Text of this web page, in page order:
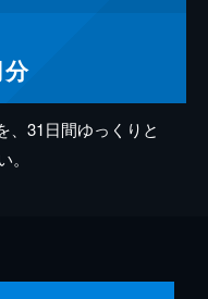
、31日間ゆっくりと